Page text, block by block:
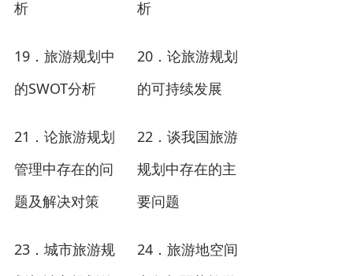
析 析
19 ．旅游规划中
的SWOT分析
20 ．论旅游规划
的可持续发展
21 ．论旅游规划
管理中存在的问
题及解决对策
22 ．谈我国旅游
规划中存在的主
要问题
23 ．城市旅游规 24 ．旅游地空间